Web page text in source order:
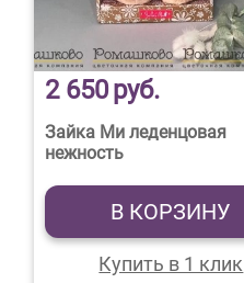
2 650руб.
Зайка Ми леденцовая
нежность
В КОРЗИНУ
Купить в 1 клик